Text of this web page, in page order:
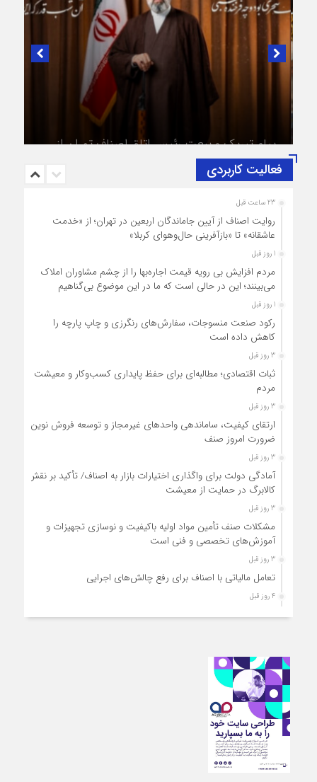
در لبیک به تصمیم سرنوشت‌ساز مجلس خبرگان رهبری؛
پیام تبریک و بیعت رئیس اتاق اصناف تهران از
طرف اصناف و بازاریان با مقام معظّم رهبری،
حضرت آیت‌الله سید مجتبی خامنه‌ای (حفظه‌الله)
فعالیت کاربردی
23 ساعت قبل
روایت اصناف از آیین جاماندگان اربعین در تهران؛ از «خدمت
عاشقانه» تا «بازآفرینی حال‌وهوای کربلا»
1 روز قبل
مردم افزایش بی رویه قیمت اجاره‌بها را از چشم مشاوران املاک
می‌بینند؛ این در حالی است که ما در این موضوع بی‌گناهیم
1 روز قبل
رکود صنعت منسوجات، سفارش‌های رنگرزی و چاپ پارچه را
کاهش داده است
3 روز قبل
ثبات اقتصادی؛ مطالبه‌ای برای حفظ پایداری کسب‌وکار و معیشت
مردم
3 روز قبل
ارتقای کیفیت، ساماندهی واحدهای غیرمجاز و توسعه فروش نوین،
ضرورت امروز صنف
3 روز قبل
آمادگی دولت برای واگذاری اختیارات بازار به اصناف/ تأکید بر نقش
کالابرگ در حمایت از معیشت
3 روز قبل
مشکلات صنف تأمین مواد اولیه باکیفیت و نوسازی تجهیزات و
آموزش‌های تخصصی و فنی است
3 روز قبل
تعامل مالیاتی با اصناف برای رفع چالش‌های اجرایی
4 روز قبل
توجه به دغدغه های اصناف، کلید حل مشکلات اقتصادی کشور
واحدهای مجاز انجام شود